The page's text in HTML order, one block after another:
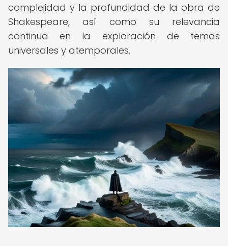
complejidad y la profundidad de la obra de
Shakespeare, así como su relevancia
continua en la exploración de temas
universales y atemporales.